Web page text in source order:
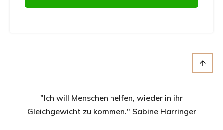
"Ich will Menschen helfen, wieder in ihr
Gleichgewicht zu kommen." Sabine Harringer